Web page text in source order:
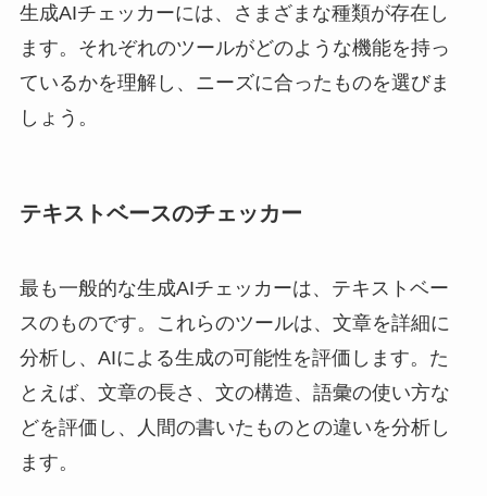
生成AIチェッカーには、さまざまな種類が存在し
ます。それぞれのツールがどのような機能を持っ
ているかを理解し、ニーズに合ったものを選びま
しょう。
テキストベースのチェッカー
最も一般的な生成AIチェッカーは、テキストベー
スのものです。これらのツールは、文章を詳細に
分析し、AIによる生成の可能性を評価します。た
とえば、文章の長さ、文の構造、語彙の使い方な
どを評価し、人間の書いたものとの違いを分析し
ます。